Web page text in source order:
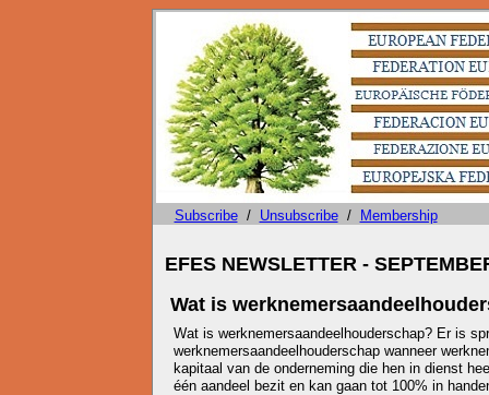
Subscribe/ Unsubscribe/ Membership
EFES NEWSLETTER -
Wat is
Wat is werknemersaandeelhouderschap? Er is
werknemersaandeelhouderschap wanneer
kapitaal van de onderneming die hen in dienst
één aandeel bezit en kan gaan tot 100% in